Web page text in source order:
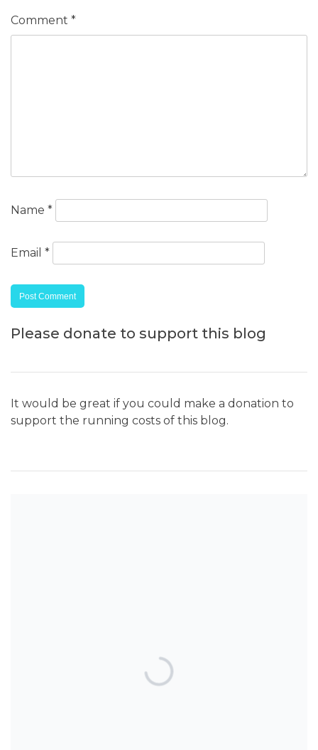
Comment *
Name *
Email *
Please donate to support this blog
It would be great if you could make a donation to
support the running costs of this blog.
Can AI really be used for orthodontic